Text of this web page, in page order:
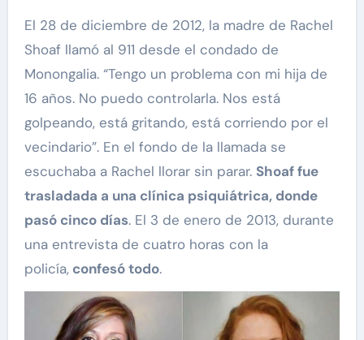
El 28 de diciembre de 2012, la madre de Rachel
Shoaf llamó al 911 desde el condado de
Monongalia. “Tengo un problema con mi hija de
16 años. No puedo controlarla. Nos está
golpeando, está gritando, está corriendo por el
vecindario”. En el fondo de la llamada se
escuchaba a Rachel llorar sin parar. Shoaf fue
trasladada a una clínica psiquiátrica, donde
pasó cinco días. El 3 de enero de 2013, durante
una entrevista de cuatro horas con la
policía,confesó todo.